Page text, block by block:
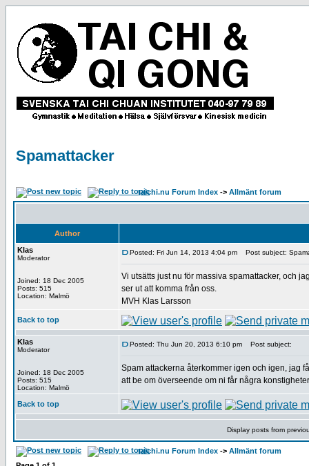
Spamattacker
taichi.nu Forum Index -> Allmänt forum
Author
Klas
Moderator
Joined: 18 Dec 2005
Posts: 515
Location: Malmö
Posted: Fri Jun 14, 2013 4:04 pm Post subject:
Vi utsätts just nu för massiva spamattacker, och
ser ut att komma från oss.
MVH Klas Larsson
Back to top
Klas
Moderator
Joined: 18 Dec 2005
Posts: 515
Location: Malmö
Posted: Thu Jun 20, 2013 6:10 pm Post subject:
Spam attackerna återkommer igen och igen, jag
att be om överseende om ni får några
Back to top
Display posts from
taichi.nu Forum Index -> Allmänt forum